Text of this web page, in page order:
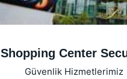
Shopping Center
Güvenlik Hizmetlerimiz